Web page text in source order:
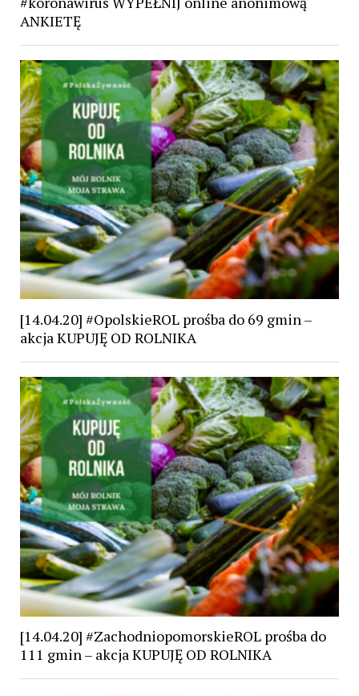
ANKIETĘ
[14.04.20] #OpolskieROL prośba do 69 gmin –
akcja KUPUJĘ OD ROLNIKA
[14.04.20] #ZachodniopomorskieROL prośba do
111 gmin – akcja KUPUJĘ OD ROLNIKA